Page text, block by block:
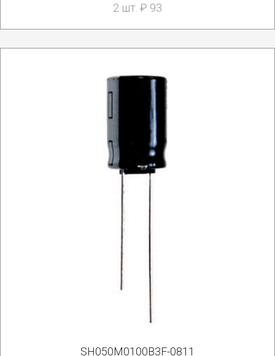
2 шт. ₽ 93
SH050M0100B3F-0811